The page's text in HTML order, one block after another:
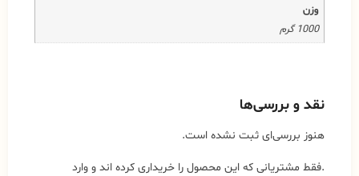
وزن
1000 گرم
نقد و بررسی‌ها
هنوز بررسی‌ای ثبت نشده است.
.فقط مشتریانی که این محصول را خریداری کرده اند و وارد